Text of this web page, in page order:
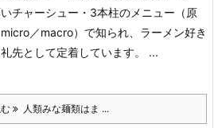
チャーシュー ・3本柱のメニュー（原
／macro） で知られ、ラーメン好き
先として定着しています。 ...
人類みな麺類はま ...